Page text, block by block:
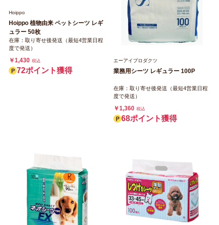
Hoippo
Hoippo 植物由来 ペットシーツ レギ
ュラー 50枚
在庫：取り寄せ後発送（最短4営業日程
度で発送）
￥1,430 税込
72ポイント獲得
エーアイプロダクツ
業務用シーツ レギュラー 100P
在庫：取り寄せ後発送（最短4営業日程
度で発送）
￥1,360 税込
68ポイント獲得